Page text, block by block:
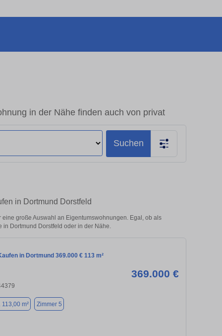
in der Nähe finden auch von privat
Suchen
in Dortmund Dorstfeld
große Auswahl an Eigentumswohnungen. Egal, ob als
Dortmund Dorstfeld oder in der Nähe.
in Dortmund 369.000 € 113 m²
369.000 €
113,00 m² Zimmer 5